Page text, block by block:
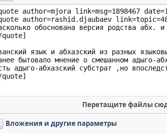
Перетащите файлы
Вложения и другие параметры